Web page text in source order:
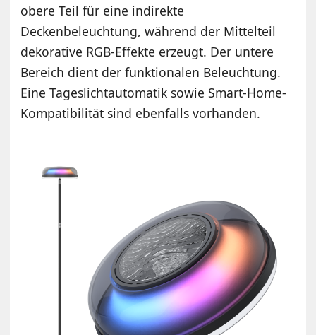
obere Teil für eine indirekte
Deckenbeleuchtung, während der Mittelteil
dekorative RGB-Effekte erzeugt. Der untere
Bereich dient der funktionalen Beleuchtung.
Eine Tageslichtautomatik sowie Smart-Home-
Kompatibilität sind ebenfalls vorhanden.